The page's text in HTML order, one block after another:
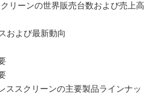
リーンの世界販売台数および売上高
および最新動向
ススクリーンの主要製品ラインナッ